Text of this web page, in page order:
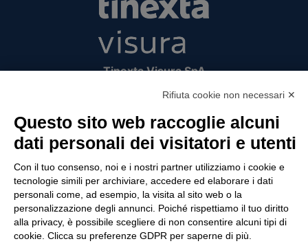
Tinexta Visura SpA
Società soggetta alla direzione e coordinamento
di Tinexta SpA
P.IVA 05338771008 REA n. 877679
UTILITÀ
Recupero Password
Rifiuta cookie non necessari ✕
Questo sito web raccoglie alcuni
dati personali dei visitatori e utenti
Con il tuo consenso, noi e i nostri partner utilizziamo i cookie e
tecnologie simili per archiviare, accedere ed elaborare i dati
personali come, ad esempio, la visita al sito web o la
personalizzazione degli annunci. Poiché rispettiamo il tuo diritto
alla privacy, è possibile scegliere di non consentire alcuni tipi di
cookie. Clicca su preferenze GDPR per saperne di più.